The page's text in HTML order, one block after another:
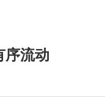
序流动